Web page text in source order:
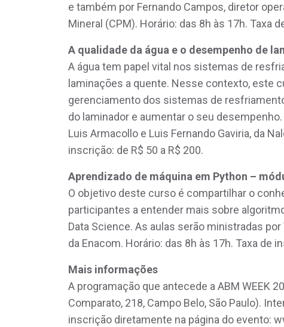
e também por Fernando Campos, diretor
Mineral (CPM). Horário: das 8h às 17h. Taxa
A qualidade da água e o desempenho de
A água tem papel vital nos sistemas de
laminações a quente. Nesse contexto, este
gerenciamento dos sistemas de
do laminador e aumentar o seu
Luis Armacollo e Luis Fernando Gaviria, da
inscrição: de R$ 50 a R$ 200.
Aprendizado de máquina em Python –
O objetivo deste curso é compartilhar o
participantes a entender mais sobre
Data Science. As aulas serão ministradas
da Enacom. Horário: das 8h às 17h. Taxa de
Mais informações
A programação que antecede a ABM WEEK
Comparato, 218, Campo Belo, São Paulo).
inscrição diretamente na página do evento: